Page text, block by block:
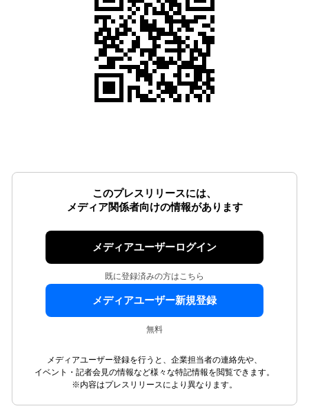
このプレスリリースには、
メディア関係者向けの情報があります
メディアユーザーログイン
既に登録済みの方はこちら
メディアユーザー新規登録
無料
メディアユーザー登録を行うと、企業担当者の連絡先や、
イベント・記者会見の情報など様々な特記情報を閲覧できます。
※内容はプレスリリースにより異なります。